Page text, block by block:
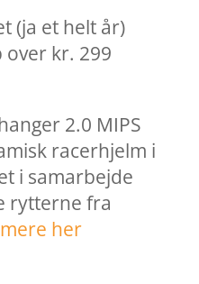
(ja et helt år)
over kr. 299
2.0 MIPS
racerhjelm i
i samarbejde
rytterne fra
her